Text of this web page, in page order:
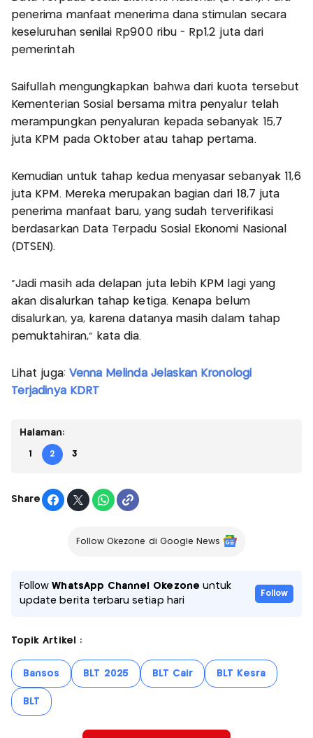
penerima manfaat menerima dana stimulan secara
keseluruhan senilai Rp900 ribu - Rp1,2 juta dari
pemerintah
Saifullah mengungkapkan bahwa dari kuota tersebut
Kementerian Sosial bersama mitra penyalur telah
merampungkan penyaluran kepada sebanyak 15,7
juta KPM pada Oktober atau tahap pertama.
Kemudian untuk tahap kedua menyasar sebanyak 11,6
juta KPM. Mereka merupakan bagian dari 18,7 juta
penerima manfaat baru, yang sudah terverifikasi
berdasarkan Data Terpadu Sosial Ekonomi Nasional
(DTSEN).
"Jadi masih ada delapan juta lebih KPM lagi yang
akan disalurkan tahap ketiga. Kenapa belum
disalurkan, ya, karena datanya masih dalam tahap
pemuktahiran," kata dia.
Lihat juga: Venna Melinda Jelaskan Kronologi
Terjadinya KDRT
Halaman:
1 2 3
Share
Follow Okezone di Google News
FollowWhatsApp Channel Okezone untuk
update berita terbaru setiap hari
Follow
Topik Artikel :
Bansos BLT 2025 BLT Cair BLT Kesra
BLT